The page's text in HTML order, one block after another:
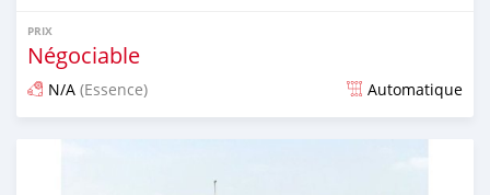
PRIX
Négociable
N/A (Essence) Automatique